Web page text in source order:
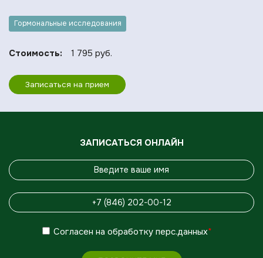
Гормональные исследования
Стоимость: 1 795 руб.
Записаться на прием
ЗАПИСАТЬСЯ ОНЛАЙН
Согласен на обработку перс.данных*